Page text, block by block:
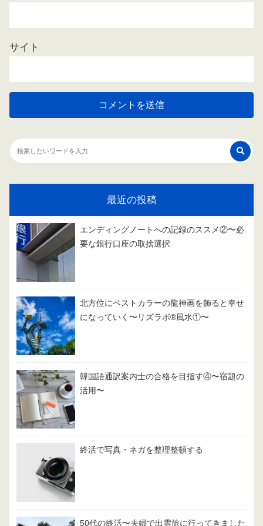
サイト
最近の投稿
エンディングノートへの記録のススメ②〜必
要な銀行口座の取捨選択
北方位にベストカラーの龍神画を飾ると幸せ
になっていく〜リズラボ®️風水①〜
韓国語通訳案内士の合格を目指す④〜宿題の
活用〜
終活で写真・ネガを整理整頓する
50代の終活〜夫婦で出雲旅に行ってきました